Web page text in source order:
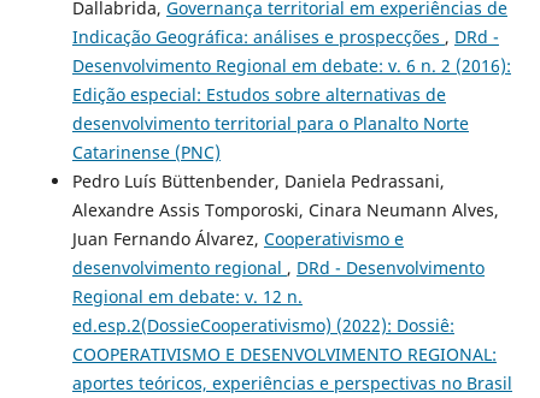
Dallabrida, Governança territorial em experiências de
Indicação Geográfica: análises e prospecções , DRd -
Desenvolvimento Regional em debate: v. 6 n. 2 (2016):
Edição especial: Estudos sobre alternativas de
desenvolvimento territorial para o Planalto Norte
Catarinense (PNC)
Pedro Luís Büttenbender, Daniela Pedrassani,
Alexandre Assis Tomporoski, Cinara Neumann Alves,
Juan Fernando Álvarez, Cooperativismo e
desenvolvimento regional , DRd - Desenvolvimento
Regional em debate: v. 12 n.
ed.esp.2(DossieCooperativismo) (2022): Dossiê:
COOPERATIVISMO E DESENVOLVIMENTO REGIONAL:
aportes teóricos, experiências e perspectivas no Brasil